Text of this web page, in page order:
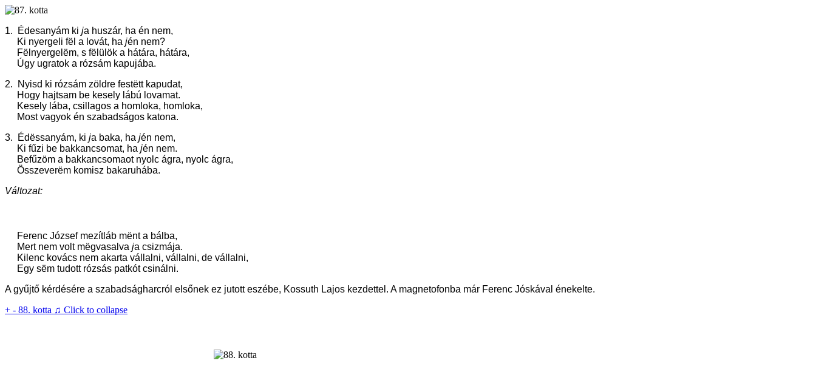
1. Édesanyám ki ja huszár, ha én nem,
Ki nyergeli fë l a lovát, ha jén nem?
Fë lnyergel ëm, s fë lülök a hátára, hátára,
Úgy ugratok a rózsám kapujába.
2. Nyisd ki rózsám zöldre festëtt kapudat,
Hogy hajtsam be kesely lábú lovamat.
Kesely lába, csillagos a homloka, homloka,
Most vagyok én szabadságos katona.
3.
Édëssanyám, ki ja baka, ha jén nem,
Ki fűzi be bakkancsomat, ha jén nem.
Befűzöm a bakkancsomaot nyolc ágra, nyolc ágra,
Összeverëm komisz bakaruhába.
Változat:
Ferenc József mezítláb mënt a bálba,
Mert nem volt mëgvasalva ja csizmája.
Kilenc kovács nem akarta vállalni, vállalni, de vállalni,
Egy sëm tudott rózsás patkót csinálni.
A gyűjtő kérdésére a szabadságharcról elsőnek ez jutott eszébe, Kossuth Lajos kezdettel. A magnetofonba már Ferenc Jóskával énekelte.
+ - 88. kotta ♫ Click to collapse